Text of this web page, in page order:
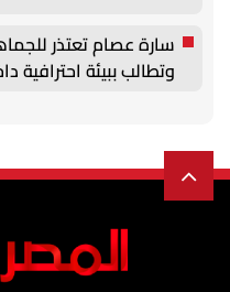
سارة عصام تعتذر
وتطالب ببيئة